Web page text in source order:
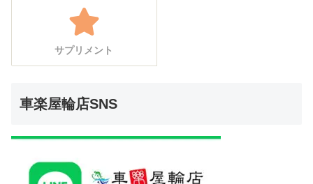
サプリメント
車楽屋輪店SNS